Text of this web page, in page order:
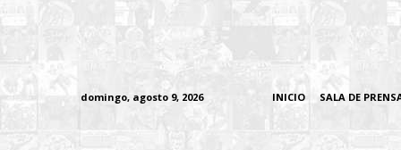
domingo, agosto 9, 2026 INICIO SALA DE